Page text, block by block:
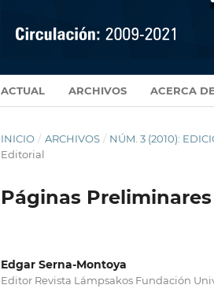
ACTUAL ARCHIVOS ACERCA DE
INICIO / ARCHIVOS / NÚM. 3 (2010):
Editorial
Páginas
Edgar Serna-Montoya
Editor Revista Lámpsakos Fundación